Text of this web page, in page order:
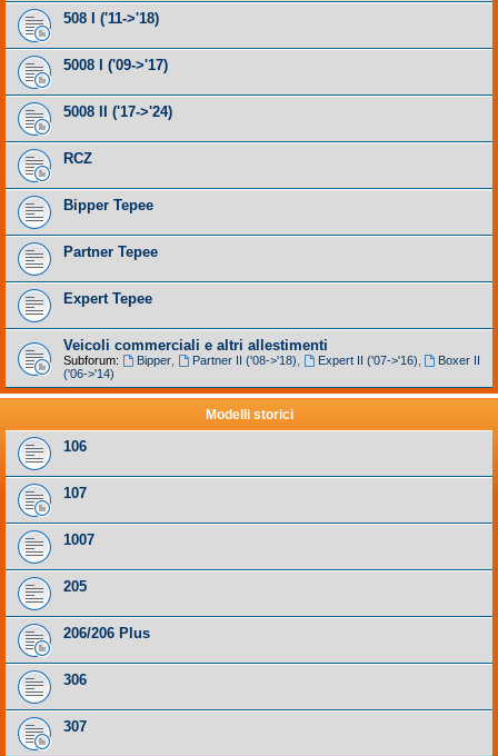
508 I ('11->'18)
5008 I ('09->'17)
5008 II ('17->'24)
RCZ
Bipper Tepee
Partner Tepee
Expert Tepee
Veicoli commerciali e altri allestimenti
Subforum: Bipper, Partner II ('08->'18) Expert II ('07->'16)
Boxer II
('06->'14)
Modelli storici
106
107
1007
205
206/206 Plus
306
307